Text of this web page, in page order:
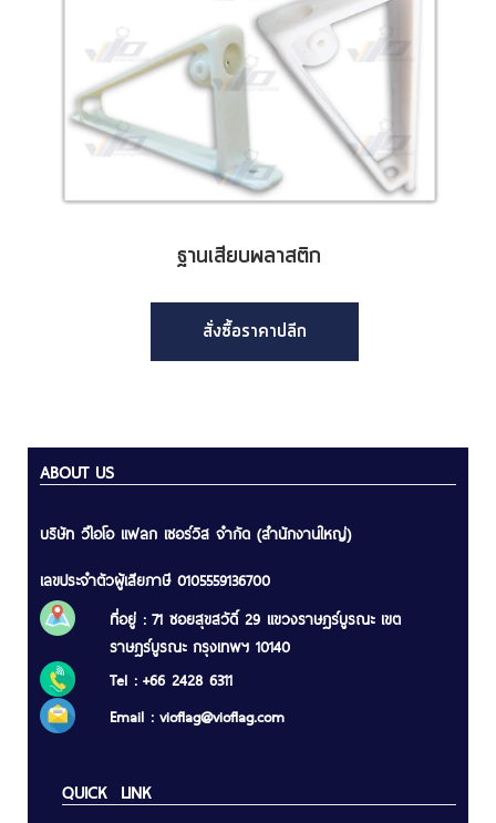
ฐานเสียบพลาสติก
สั่งซื้อราคาปลีก
ABOUT US
บริษัท วีไอโอ แฟลก เซอร์วิส จำกัด (สำนักงานใหญ่)
เลขประจำตัวผู้เสียภาษี 0105559136700
ที่อยู่ : 71 ซอยสุขสวัดิ์ 29 แขวงราษฎร์บูรณะ เขต
ราษฎร์บูรณะ กรุงเทพฯ 10140
Tel : +66 2428 6311
Email : vioflag@vioflag.com
QUICK LINK